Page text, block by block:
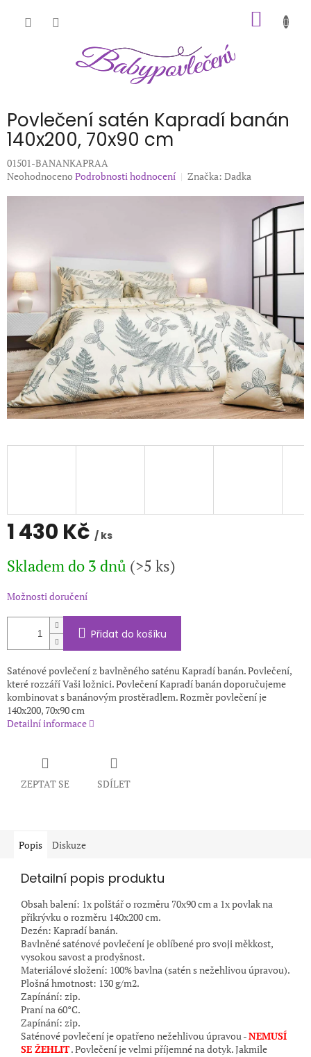
Povlečení satén Kapradí banán
140x200, 70x90 cm
01501-BANANKAPRAA
Průměrné
hvězdiček.
Neohodnoceno Podrobnosti hodnocení Značka: Dadka
1 430 Kč / ks
cena:
Skladem do 3 dnů (>5 ks)
Možnosti doručení
Přidat do košíku
Saténové povlečení z bavlněného saténu Kapradí banán. Povlečení,
které rozzáří Vaši ložnici. Povlečení Kapradí banán doporučujeme
kombinovat s banánovým prostěradlem. Rozměr povlečení je
140x200, 70x90 cm
Detailní informace
ZEPTAT SE SDÍLET
Popis Diskuze
Detailní popis produktu
Obsah balení: 1x polštář o rozměru 70x90 cm a 1x povlak na
přikrývku o rozměru 140x200 cm.
Dezén: Kapradí banán.
Bavlněné saténové povlečení je oblíbené pro svoji měkkost,
vysokou savost a prodyšnost.
Materiálové složení: 100% bavlna (satén s nežehlivou úpravou).
Plošná hmotnost: 130 g/m2.
Zapínání: zip.
Praní na 60°C.
Zapínání: zip.
Saténové povlečení je opatřeno nežehlivou úpravou -NEMUSÍ
SE ŽEHLIT. Povlečení je velmi příjemné na dotyk. Jakmile